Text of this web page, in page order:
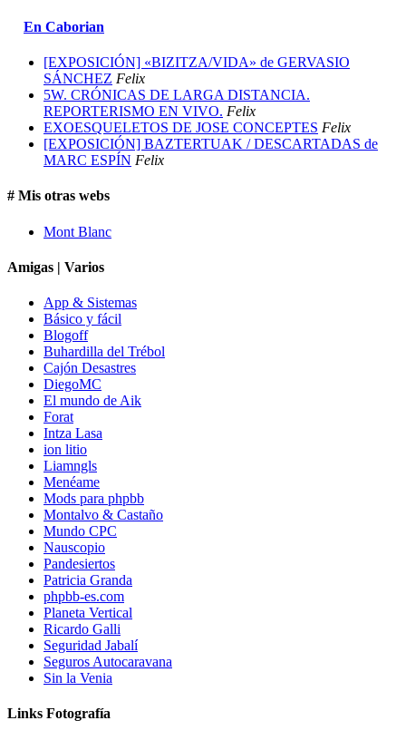
En Caborian
[EXPOSICIÓN] «BIZITZA/VIDA» de GERVASIO
SÁNCHEZ Felix
5W. CRÓNICAS DE LARGA DISTANCIA.
REPORTERISMO EN VIVO. Felix
EXOESQUELETOS DE JOSE CONCEPTES Felix
[EXPOSICIÓN] BAZTERTUAK / DESCARTADAS de
MARC ESPÍN Felix
# Mis otras webs
Mont Blanc
Amigas | Varios
App & Sistemas
Básico y fácil
Blogoff
Buhardilla del Trébol
Cajón Desastres
DiegoMC
El mundo de Aik
Forat
Intza Lasa
ion litio
Liamngls
Menéame
Mods para phpbb
Montalvo & Castaño
Mundo CPC
Nauscopio
Pandesiertos
Patricia Granda
phpbb-es.com
Planeta Vertical
Ricardo Galli
Seguridad Jabalí
Seguros Autocaravana
Sin la Venia
Links Fotografía